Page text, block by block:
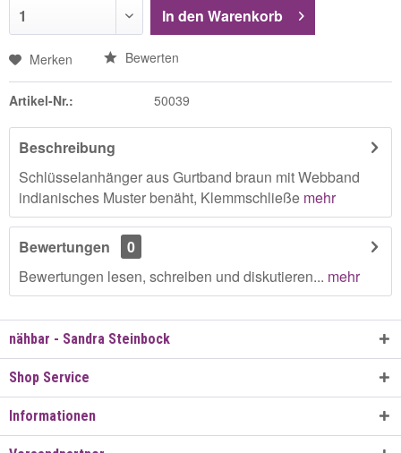
In den Warenkorb
Merken Bewerten
Artikel-Nr.: 50039
Beschreibung
Schlüsselanhänger aus Gurtband braun mit Webband
indianisches Muster benäht, Klemmschließe mehr
Bewertungen
0
Bewertungen lesen, schreiben und diskutieren... mehr
nähbar - Sandra Steinbock
Shop Service
Informationen